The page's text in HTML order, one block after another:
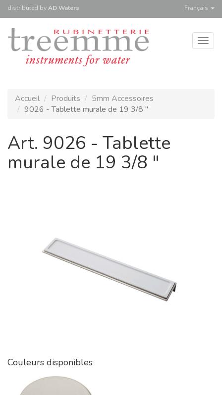
distributed byAD Waters Français
Accueil Produits
5mm Accessoires
9026 - Tablette murale de 19 3/8 "
Art. 9026 - Tablette
murale de 19 3/8 "
Couleurs disponibles